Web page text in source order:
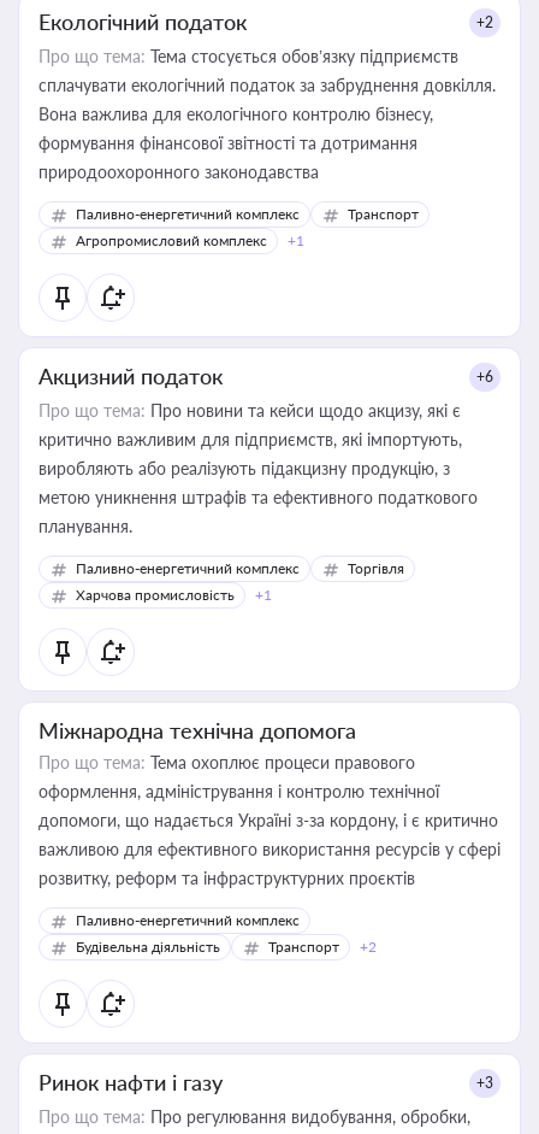
Екологічний податок +2
Про що тема: Тема стосується обов’язку підприємств
сплачувати екологічний податок за забруднення довкілля.
Вона важлива для екологічного контролю бізнесу,
формування фінансової звітності та дотримання
природоохоронного законодавства
Паливно-енергетичний комплекс
Транспорт
Агропромисловий комплекс
+1
Акцизний податок +6
Про що тема: Про новини та кейси щодо акцизу, які є
критично важливим для підприємств, які імпортують,
виробляють або реалізують підакцизну продукцію, з
метою уникнення штрафів та ефективного податкового
планування.
Паливно-енергетичний комплекс
Торгівля
Харчова промисловість
+1
Міжнародна технічна допомога
Про що тема: Тема охоплює процеси правового
оформлення, адміністрування і контролю технічної
допомоги, що надається Україні з-за кордону, і є критично
важливою для ефективного використання ресурсів у сфері
розвитку, реформ та інфраструктурних проєктів
Паливно-енергетичний комплекс
Будівельна діяльність
Транспорт +2
Ринок нафти і газу +3
Про що тема: Про регулювання видобування, обробки,